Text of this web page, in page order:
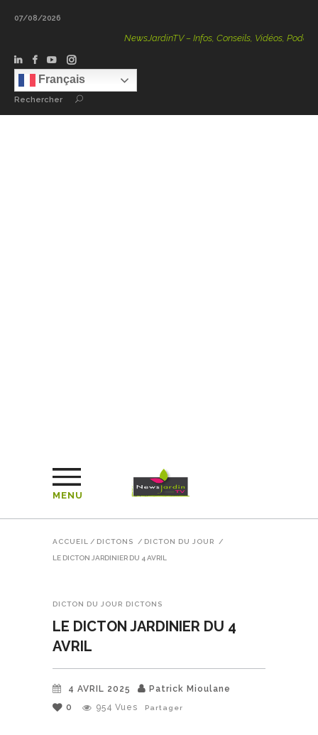
07/08/2026
NewsJardinTV – Infos, Conseils, Vidéos, Podcasts –
Français
Rechercher
MENU
ACCUEIL / DICTONS / DICTON DU JOUR /
LE DICTON JARDINIER DU 4 AVRIL
DICTON DU JOUR DICTONS
LE DICTON JARDINIER DU 4
AVRIL
4 AVRIL 2025
Patrick Mioulane
0
954 Vues Partager